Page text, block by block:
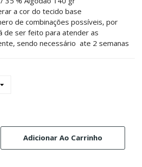
a cor do tecido base
de combinações possíveis, por
de ser feito para atender as
sendo necessário ate 2 semanas
Adicionar Ao Carrinho